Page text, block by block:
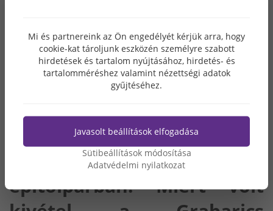
Nem kis teljesítmény, hogy
a társaság képes volt a
recesszió idején is
megtartani a dolgozói
létszámot, ez csak igazán
keveseknek adatott az
építőiparban. Miért volt
Mi és partnereink az Ön engedélyét kérjük arra, hogy
cookie-kat tároljunk eszközén személyre szabott
hirdetések és tartalom nyújtásához, hirdetés- és
tartalomméréshez valamint nézettségi adatok
gyűjtéséhez.
Javasolt beállítások elfogadása
Sütibeállítások módosítása
Adatvédelmi nyilatkozat